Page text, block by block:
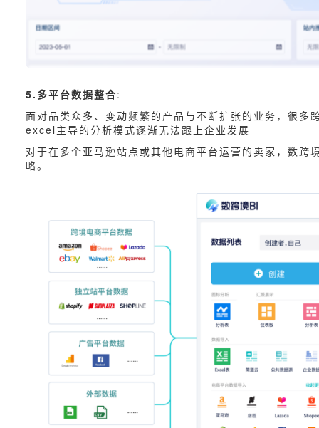
5.多平台数据整合:
面对品类众多、变动频繁的产品与不断扩张的业务，很
excel主导的分析模式逐渐无法跟上企业发展
对于在多个亚马逊站点或其他电商平台运营的卖家，数
略。